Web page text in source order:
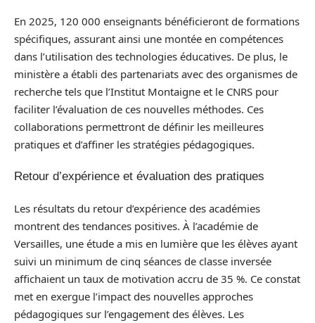
En 2025, 120 000 enseignants bénéficieront de formations
spécifiques, assurant ainsi une montée en compétences
dans l’utilisation des technologies éducatives. De plus, le
ministère a établi des partenariats avec des organismes de
recherche tels que l’Institut Montaigne et le CNRS pour
faciliter l’évaluation de ces nouvelles méthodes. Ces
collaborations permettront de définir les meilleures
pratiques et d’affiner les stratégies pédagogiques.
Retour d’expérience et évaluation des pratiques
Les résultats du retour d’expérience des académies
montrent des tendances positives. À l’académie de
Versailles, une étude a mis en lumière que les élèves ayant
suivi un minimum de cinq séances de classe inversée
affichaient un taux de motivation accru de 35 %. Ce constat
met en exergue l’impact des nouvelles approches
pédagogiques sur l’engagement des élèves. Les